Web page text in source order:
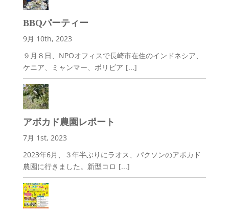
BBQパーティー
9月 10th, 2023
９月８日、NPOオフィスで長崎市在住のインドネシア、
ケニア、ミャンマー、ボリビア [...]
アボカド農園レポート
7月 1st, 2023
2023年6月、３年半ぶりにラオス、パクソンのアボカド
農園に行きました。新型コロ [...]